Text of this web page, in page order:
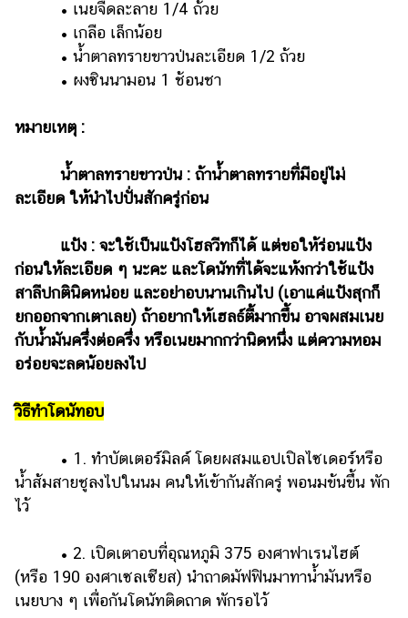
• เนยจืดละลาย 1/4 ถ้วย
• เกลือ เล็กน้อย
• น้ำตาลทรายขาวป่นละเอียด 1/2 ถ้วย
• ผงซินนามอน 1 ช้อนชา
หมายเหตุ :
น้ำตาลทรายขาวป่น : ถ้าน้ำตาลทรายที่มีอยู่ไม่
ละเอียด ให้นำไปปั่นสักครู่ก่อน
แป้ง : จะใช้เป็นแป้งโฮลวีทก็ได้ แต่ขอให้ร่อนแป้ง
ก่อนให้ละเอียด ๆ นะคะ และโดนัทที่ได้จะแห้งกว่าใช้แป้ง
สาลีปกตินิดหน่อย และอย่าอบนานเกินไป (เอาแค่แป้งสุกก็
ยกออกจากเตาเลย) ถ้าอยากให้เฮลธ์ตี้มากขึ้น อาจผสมเนย
กับน้ำมันครึ่งต่อครึ่ง หรือเนยมากกว่านิดหนึ่ง แต่ความหอม
อร่อยจะลดน้อยลงไป
วิธีทำโดนัทอบ
• 1. ทำบัตเตอร์มิลค์ โดยผสมแอปเปิลไซเดอร์หรือ
น้ำส้มสายชูลงไปในนม คนให้เข้ากันสักครู่ พอนมข้นขึ้น พัก
ไว้
• 2. เปิดเตาอบที่อุณหภูมิ 375 องศาฟาเรนไฮต์
(หรือ 190 องศาเซลเซียส) นำถาดมัฟฟินมาทาน้ำมันหรือ
เนยบาง ๆ เพื่อกันโดนัทติดถาด พักรอไว้